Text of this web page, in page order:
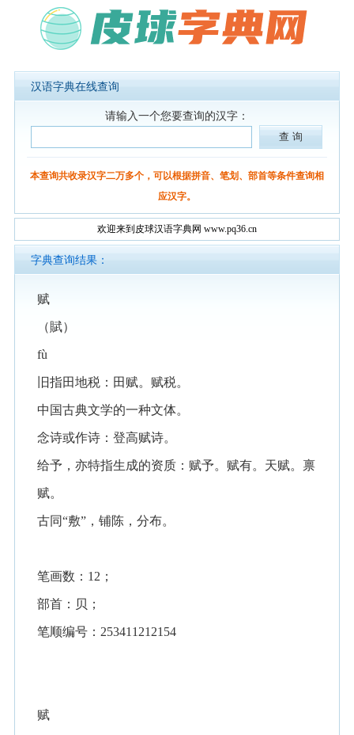
汉语字典在线查询
请输入一个您要查询的汉字：
本查询共收录汉字二万多个，可以根据拼音、笔划、部首等条件查询相
应汉字。
欢迎来到皮球汉语字典网 www.pq36.cn
字典查询结果：
赋
（賦）
fù
旧指田地税：田赋。赋税。
中国古典文学的一种文体。
念诗或作诗：登高赋诗。
给予，亦特指生成的资质：赋予。赋有。天赋。禀
赋。
古同“敷”，铺陈，分布。
笔画数：12；
部首：贝；
笔顺编号：253411212154
赋